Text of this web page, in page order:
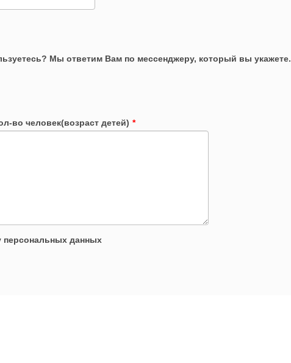
Мы ответим Вам по мессенджеру, который вы укажете.
во человек(возраст детей) *
персональных данных